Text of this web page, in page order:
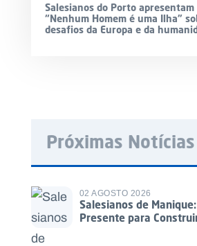
Salesianos do Porto
“Nenhum Homem é uma Ilha”
desafios da Europa e da
Próximas Notícias
02 AGOSTO 2026
Salesianos de
Presente para